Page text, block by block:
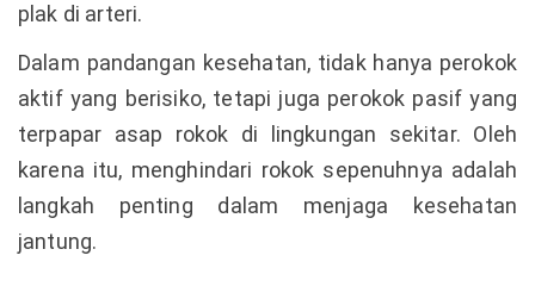
plak di arteri.
Dalam pandangan kesehatan, tidak hanya perokok
aktif yang berisiko, tetapi juga perokok pasif yang
terpapar asap rokok di lingkungan sekitar. Oleh
karena itu, menghindari rokok sepenuhnya adalah
langkah penting dalam menjaga kesehatan
jantung.